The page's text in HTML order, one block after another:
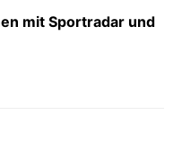
mit Sportradar und